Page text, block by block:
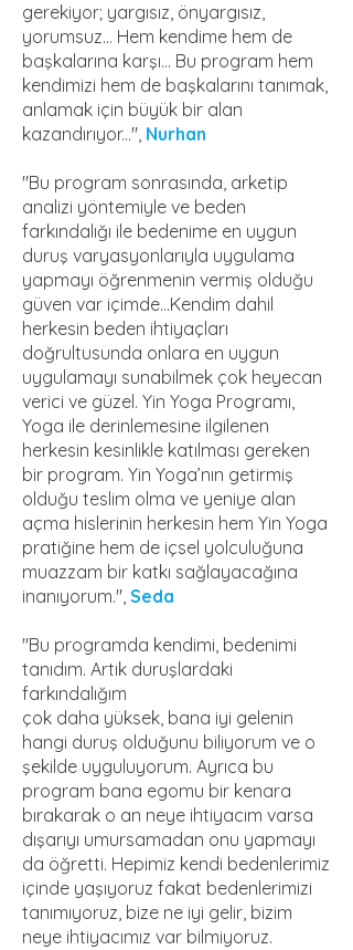
gerekiyor; yargısız, önyargısız,
yorumsuz... Hem kendime hem de
başkalarına karşı... Bu program hem
kendimizi hem de başkalarını tanımak,
anlamak için büyük bir alan
kazandırıyor...", Nurhan
"Bu program sonrasında, arketip
analizi yöntemiyle ve beden
farkındalığı ile bedenime en uygun
duruş varyasyonlarıyla uygulama
yapmayı öğrenmenin vermiş olduğu
güven var içimde…Kendim dahil
herkesin beden ihtiyaçları
doğrultusunda onlara en uygun
uygulamayı sunabilmek çok heyecan
verici ve güzel. Yin Yoga Programı,
Yoga ile derinlemesine ilgilenen
herkesin kesinlikle katılması gereken
bir program. Yin Yoga’nın getirmiş
olduğu teslim olma ve yeniye alan
açma hislerinin herkesin hem Yin Yoga
pratiğine hem de içsel yolculuğuna
muazzam bir katkı sağlayacağına
inanıyorum.", Seda
"Bu programda kendimi, bedenimi
tanıdım. Artık duruşlardaki
farkındalığım
çok daha yüksek, bana iyi gelenin
hangi duruş olduğunu biliyorum ve o
şekilde uyguluyorum. Ayrıca bu
program bana egomu bir kenara
bırakarak o an neye ihtiyacım varsa
dışarıyı umursamadan onu yapmayı
da öğretti. Hepimiz kendi bedenlerimiz
içinde yaşıyoruz fakat bedenlerimizi
tanımıyoruz, bize ne iyi gelir, bizim
neye ihtiyacımız var bilmiyoruz.